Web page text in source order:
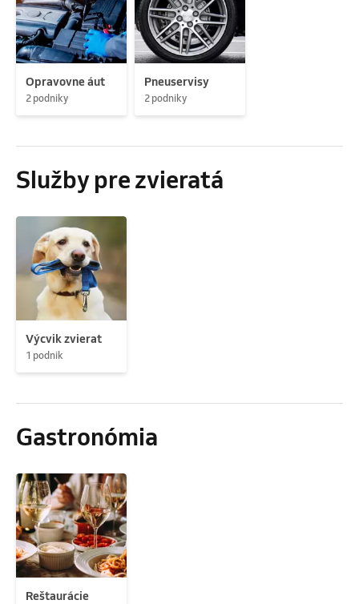
Opravovne áut
2 podniky
Pneuservisy
2 podniky
Služby pre zvieratá
Výcvik zvierat
1 podnik
Gastronómia
Reštaurácie